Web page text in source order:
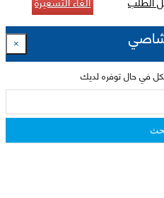
×
في حال توفره لديك